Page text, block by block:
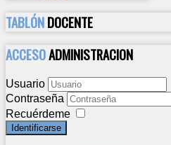
TABLÓNDOCENTE
ACCESOADMINISTRACION
Usuario
Contraseña
Recuérdeme
Identificarse